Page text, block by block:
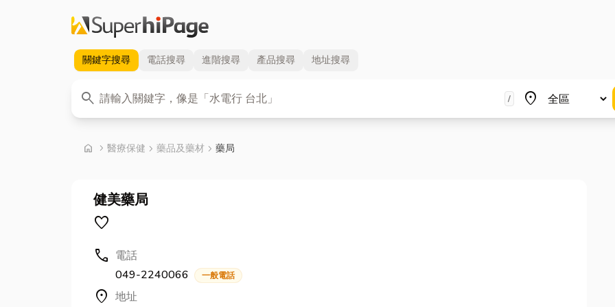
關鍵字搜尋 電話搜尋 進階搜尋 產品搜尋 地址搜尋
search
關鍵字 / place
地區
home chevron_right 首頁
醫療保健 chevron_right 藥品及藥材 chevron_right 藥局
健美藥局
favorite
call 電話
049-2240066
一般電話
location_on 地址